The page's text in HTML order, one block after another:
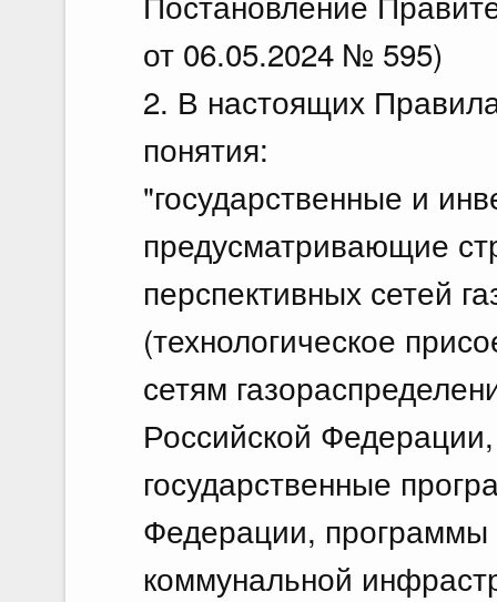
от 06.05.2024 № 595)
2. В настоящих
понятия:
"государственные и
предусматривающие
перспективных сетей
(технологическое
сетям
Российской
государственные
Федерации, программы
коммунальной